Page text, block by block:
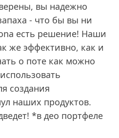
вы надежно
- что бы вы ни
есть решение! Наши
же эффективно, как и
о поте как можно
создания
наших продуктов.
*в део портфеле